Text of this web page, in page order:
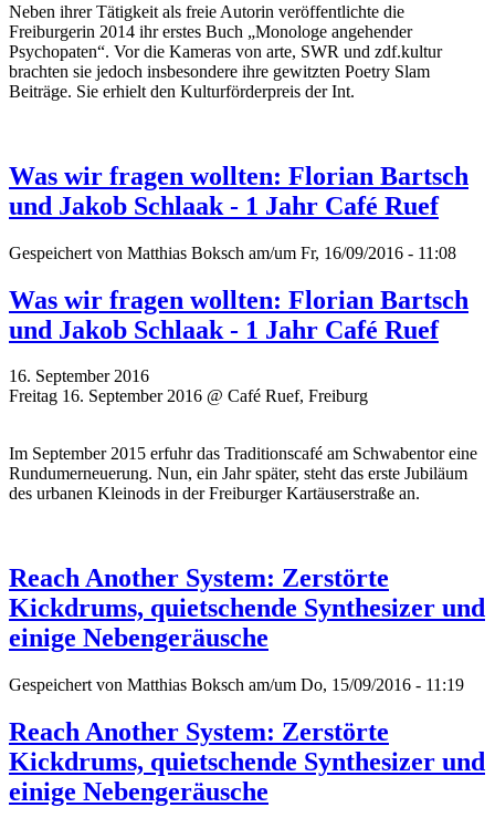
Neben ihrer Tätigkeit als freie Autorin veröffentlichte die
Freiburgerin 2014 ihr erstes Buch „Monologe angehender
Psychopaten“. Vor die Kameras von arte, SWR und zdf.kultur
brachten sie jedoch insbesondere ihre gewitzten Poetry Slam
Beiträge. Sie erhielt den Kulturförderpreis der Int.
Was wir fragen wollten: Florian Bartsch
und Jakob Schlaak - 1 Jahr Café Ruef
Gespeichert von Matthias Boksch am/um Fr, 16/09/2016 - 11:08
Was wir fragen wollten: Florian Bartsch
und Jakob Schlaak - 1 Jahr Café Ruef
16. September 2016
Freitag 16. September 2016 @ Café Ruef, Freiburg
Im September 2015 erfuhr das Traditionscafé am Schwabentor eine
Rundumerneuerung. Nun, ein Jahr später, steht das erste Jubiläum
des urbanen Kleinods in der Freiburger Kartäuserstraße an.
Reach Another System: Zerstörte
Kickdrums, quietschende Synthesizer und
einige Nebengeräusche
Gespeichert von Matthias Boksch am/um Do, 15/09/2016 - 11:19
Reach Another System: Zerstörte
Kickdrums, quietschende Synthesizer und
einige Nebengeräusche